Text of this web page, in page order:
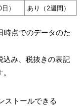
） あり（2週間）
点でのデータのた
込み、税抜きの表記
ストールできる